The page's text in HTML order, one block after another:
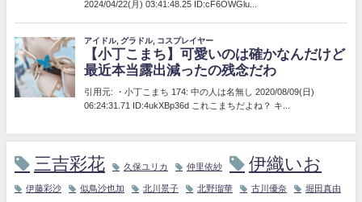
三吉彩花 久保ユリカ 仲里依紗 伊織いお
伊藤彩沙 似鳥沙也加 北川景子 北野瑠華 古川優奈 堀田真由